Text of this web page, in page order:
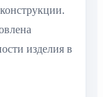
изделия в